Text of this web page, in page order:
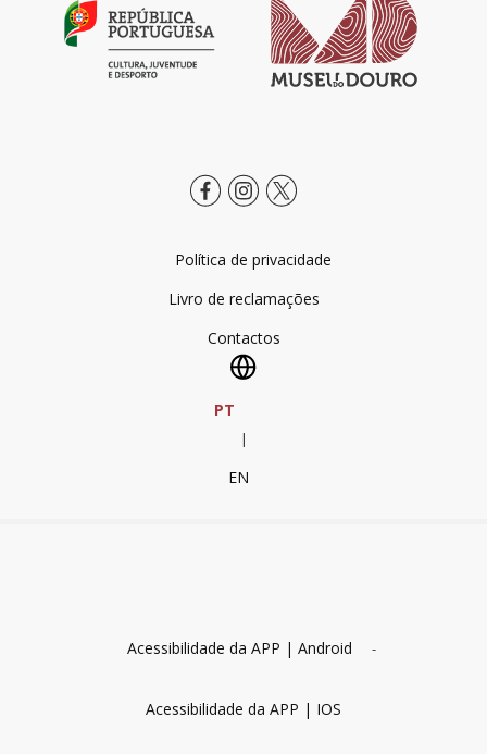
Política de privacidade
Livro de reclamações
Contactos
PT
|
EN
Acessibilidade da APP | Android -
Acessibilidade da APP | IOS